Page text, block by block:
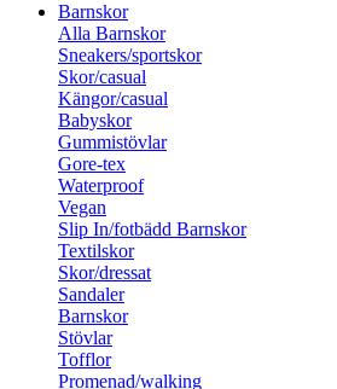
Barnskor
Alla Barnskor
Sneakers/sportskor
Skor/casual
Kängor/casual
Babyskor
Gummistövlar
Gore-tex
Waterproof
Vegan
Slip In/fotbädd Barnskor
Textilskor
Skor/dressat
Sandaler
Barnskor
Stövlar
Tofflor
Promenad/walking